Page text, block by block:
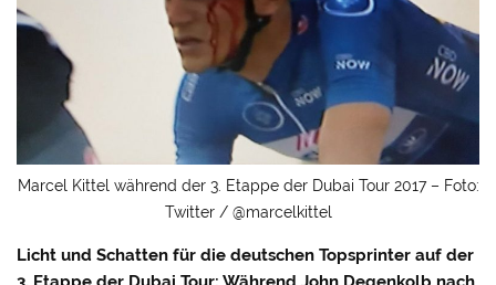
Marcel Kittel während der 3. Etappe der Dubai Tour 2017 – Foto:
Twitter / @marcelkittel
Licht und Schatten für die deutschen Topsprinter auf der